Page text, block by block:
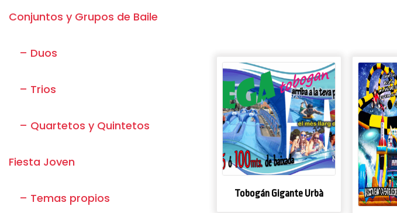
Tobogán Gigante Urbà
Conjuntos y Grupos de Baile
– Duos
– Trios
– Quartetos y Quintetos
Fiesta Joven
– Temas propios